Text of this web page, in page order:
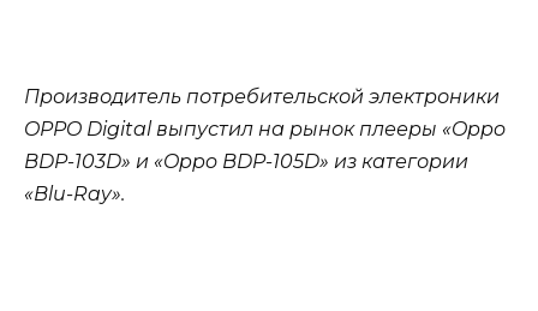
Производитель потребительской электроники
OPPO Digital выпустил на рынок плееры «Oppo
BDP-103D» и «Oppo BDP-105D» из категории
«Blu-Ray».